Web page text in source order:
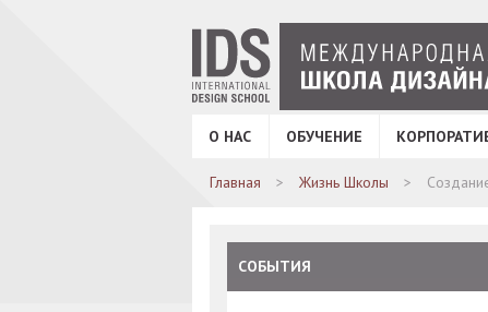
О НАС ОБУЧЕНИЕ
Главная Жизнь Школы
СОБЫТИЯ